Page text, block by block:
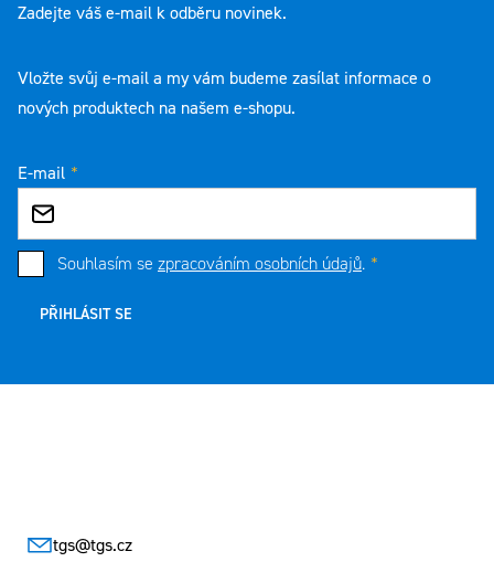
Zadejte váš e-mail k odběru novinek.
Vložte svůj e-mail a my vám budeme zasílat informace o
nových produktech na našem e-shopu.
E-mail
Souhlasím se zpracováním osobních údajů.
PŘIHLÁSIT SE
tgs@tgs.cz